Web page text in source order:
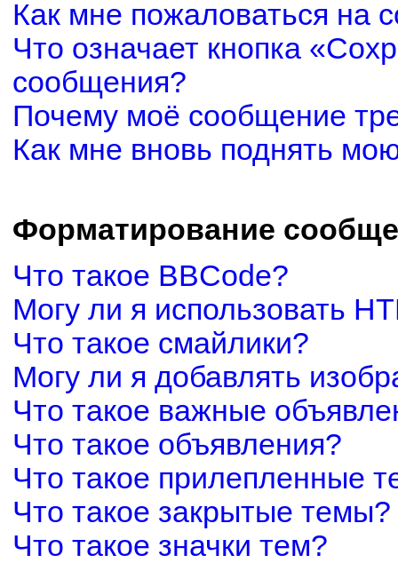
Как мне пожаловаться на
Что означает кнопка
сообщения?
Почему моё сообщение
Как мне вновь поднять
Форматирование
Что такое BBCode?
Могу ли я использовать
Что такое смайлики?
Могу ли я добавлять
Что такое важные
Что такое объявления?
Что такое прилепленные
Что такое закрытые темы?
Что такое значки тем?